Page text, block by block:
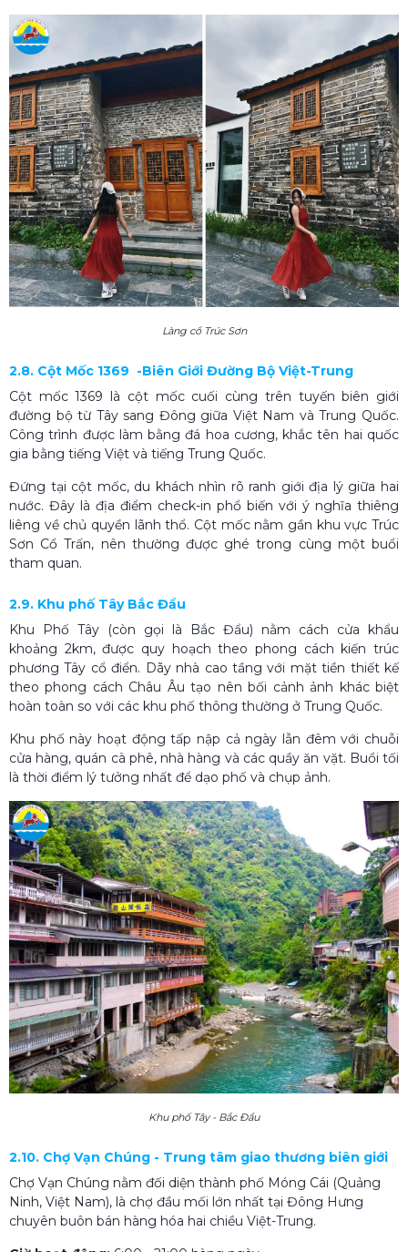
Làng cổ Trúc Sơn
2.8. Cột Mốc 1369 -Biên Giới Đường Bộ Việt-Trung
Cột mốc 1369 là cột mốc cuối cùng trên tuyến biên giới
đường bộ từ Tây sang Đông giữa Việt Nam và Trung Quốc.
Công trình được làm bằng đá hoa cương, khắc tên hai quốc
gia bằng tiếng Việt và tiếng Trung Quốc.
Đứng tại cột mốc, du khách nhìn rõ ranh giới địa lý giữa hai
nước. Đây là địa điểm check-in phổ biến với ý nghĩa thiêng
liêng về chủ quyền lãnh thổ. Cột mốc nằm gần khu vực Trúc
Sơn Cổ Trấn, nên thường được ghé trong cùng một buổi
tham quan.
2.9. Khu phố Tây Bắc Đẩu
Khu Phố Tây (còn gọi là Bắc Đẩu) nằm cách cửa khẩu
khoảng 2km, được quy hoạch theo phong cách kiến trúc
phương Tây cổ điển. Dãy nhà cao tầng với mặt tiền thiết kế
theo phong cách Châu Âu tạo nên bối cảnh ảnh khác biệt
hoàn toàn so với các khu phố thông thường ở Trung Quốc.
Khu phố này hoạt động tấp nập cả ngày lẫn đêm với chuỗi
cửa hàng, quán cà phê, nhà hàng và các quầy ăn vặt. Buổi tối
là thời điểm lý tưởng nhất để dạo phố và chụp ảnh.
Khu phố Tây - Bắc Đẩu
2.10. Chợ Vạn Chúng - Trung tâm giao thương biên giới
Chợ Vạn Chúng nằm đối diện thành phố Móng Cái (Quảng
Ninh, Việt Nam), là chợ đầu mối lớn nhất tại Đông Hưng
chuyên buôn bán hàng hóa hai chiều Việt-Trung.